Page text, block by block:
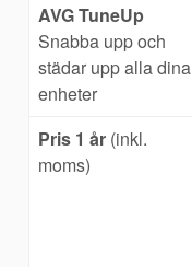
AVG TuneUp
Snabba upp och
städar upp alladina
enheter
Pris 1 år (inkl.
moms)